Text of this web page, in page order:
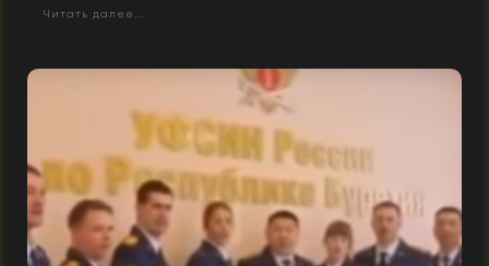
Читать далее...